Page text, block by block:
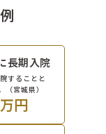
長期入院
することと
（宮城県）
円